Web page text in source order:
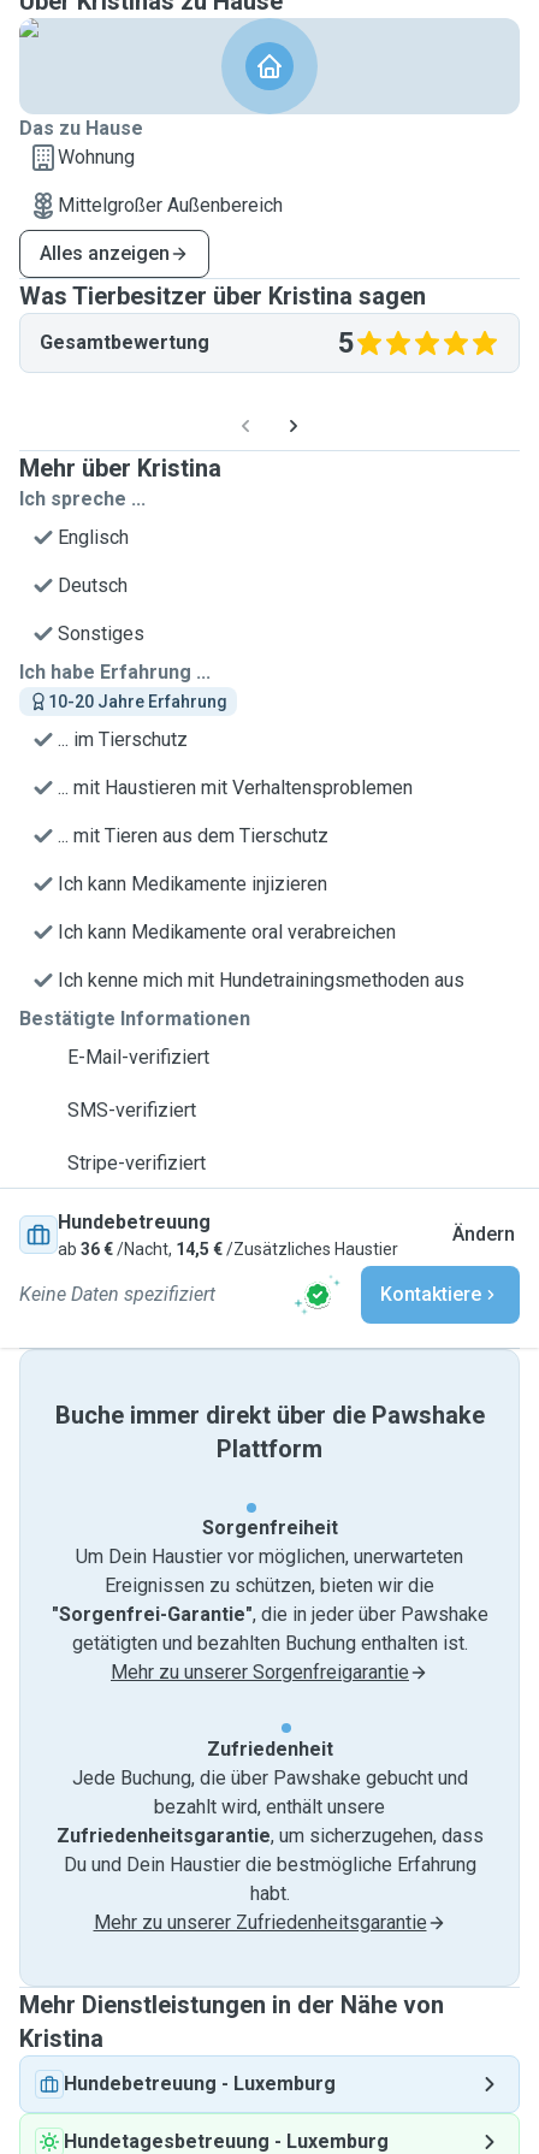
Das zu Hause
Wohnung
Mittelgroßer Außenbereich
Alles anzeigen
Was Tierbesitzer über Kristina sagen
Gesamtbewertung 5
Mehr über Kristina
Ich spreche ...
Englisch
Deutsch
Sonstiges
Ich habe Erfahrung ...
10-20 Jahre Erfahrung
... im Tierschutz
... mit Haustieren mit Verhaltensproblemen
... mit Tieren aus dem Tierschutz
Ich kann Medikamente injizieren
Ich kann Medikamente oral verabreichen
Ich kenne mich mit Hundetrainingsmethoden aus
Bestätigte Informationen
E-Mail-verifiziert
SMS-verifiziert
Stripe-verifiziert
Hundebetreuung
ab 36 €/Nacht, 14,5 €/Zusätzliches Haustier
Ändern
Keine Daten spezifiziert Kontaktiere
Buche immer direkt über die Pawshake
Plattform
Sorgenfreiheit
Um Dein Haustier vor möglichen, unerwarteten
Ereignissen zu schützen, bieten wir die
"Sorgenfrei-Garantie", die in jeder über Pawshake
getätigten und bezahlten Buchung enthalten ist.
Mehr zu unserer Sorgenfreigarantie
Zufriedenheit
Jede Buchung, die über Pawshake gebucht und
bezahlt wird, enthält unsere
Zufriedenheitsgarantie, um sicherzugehen, dass
Du und Dein Haustier die bestmögliche Erfahrung
habt.
Mehr zu unserer Zufriedenheitsgarantie
Mehr Dienstleistungen in der Nähe von
Kristina
Hundebetreuung - Luxemburg
Hundetagesbetreuung - Luxemburg